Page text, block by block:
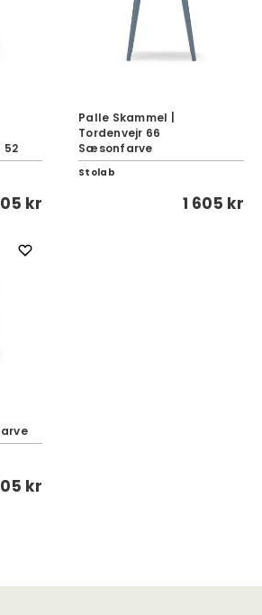
52
kr
Palle Skammel |
Tordenvejr 66
Sæsonfarve
Stolab
1 605 kr
kr